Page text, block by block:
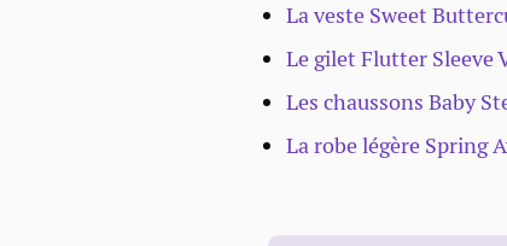
La veste Sweet
Le gilet Flutter Sleeve
Les chaussons Baby
La robe légère Spring